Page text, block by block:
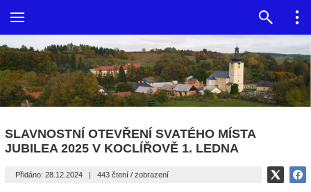
SLAVNOSTNÍ OTEVŘENÍ SVATÉHO MÍSTA
JUBILEA 2025 V KOCLÍŘOVĚ 1. LEDNA
Přidáno: 28.12.2024 | 443 čtení / zobrazení